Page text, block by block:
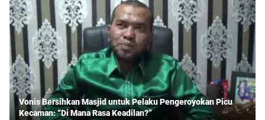
Vonis Bersihkan Masjid untuk Pelaku Pengeroyokan Picu
Kecaman: “Di Mana Rasa Keadilan?”